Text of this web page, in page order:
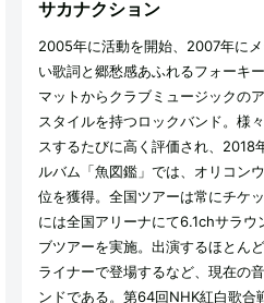
サカナクション
2005年に活動を開始、2007年に
い歌詞と郷愁感あふれるフォーキ
マットからクラブミュージックの
スタイルを持つロックバンド。様
スするたびに高く評価され、2018
ルバム「魚図鑑」では、オリコン
位を獲得。全国ツアーは常にチケ
には全国アリーナにて6.1chサラウ
ブツアーを実施。出演するほとん
ライナーで登場するなど、現在の
ンドである。第64回NHK紅白歌合